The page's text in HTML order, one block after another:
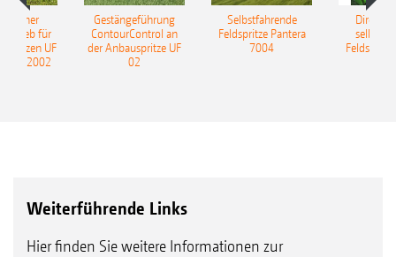
für
UF
UF 2002
Gestängeführung
ContourControl an
der Anbauspritze UF
02
Selbstfahrende
Feldspritze Pantera
7004
Weiterführende Links
Hier finden Sie weitere Informationen zur